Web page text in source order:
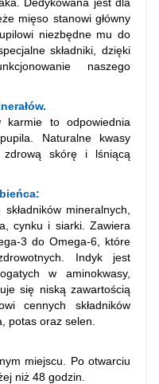
mięso stanowi główny
niezbędne mu do
składniki, dzięki
naszego
karmie to odpowiednia
Naturalne kwasy
zdrową skórę i lśniącą
mineralnych,
cynku i siarki. Zawiera
3 do Omega-6, które
Indyk jest
w aminokwasy,
się niską zawartością
cennych składników
potas oraz selen.
miejscu. Po otwarciu
niż 48 godzin.